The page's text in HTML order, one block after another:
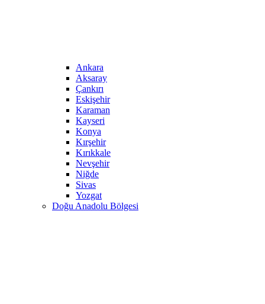
Ankara
Aksaray
Çankırı
Eskişehir
Karaman
Kayseri
Konya
Kırşehir
Kırıkkale
Nevşehir
Niğde
Sivas
Yozgat
Doğu Anadolu Bölgesi